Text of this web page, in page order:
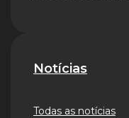
Notícias
Todas as notícias